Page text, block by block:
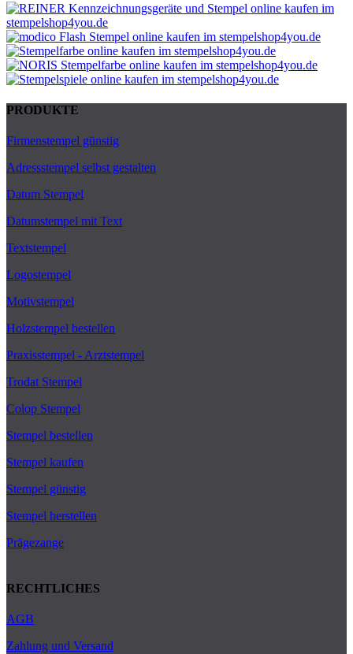
PRODUKTE
Firmenstempel günstig
Adressstempel selbst gestalten
Datum Stempel
Datumstempel mit Text
Textstempel
Logostempel
Motivstempel
Holzstempel bestellen
Praxisstempel - Arztstempel
Trodat Stempel
Colop Stempel
Stempel bestellen
Stempel kaufen
Stempel günstig
Stempel herstellen
Prägezange
RECHTLICHES
AGB
Zahlung und Versand